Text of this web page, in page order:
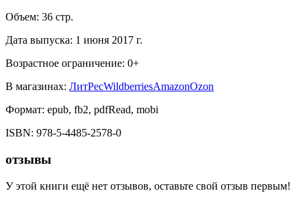
Объем: 36 стр.
Дата выпуска: 1 июня 2017 г.
Возрастное ограничение: 0+
В магазинах: ЛитРесWildberriesAmazonOzon
Формат: epub, fb2, pdfRead, mobi
ISBN: 978-5-4485-2578-0
отзывы
У этой книги ещё нет отзывов, оставьте свой отзыв первым!